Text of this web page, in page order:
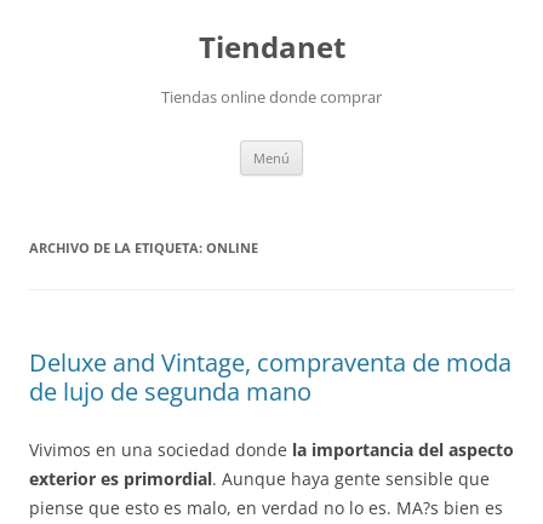
Tiendanet
Tiendas online donde comprar
Menú
ARCHIVO DE LA ETIQUETA: ONLINE
Deluxe and Vintage, compraventa de moda
de lujo de segunda mano
Vivimos en una sociedad donde la importancia del aspecto
exterior es primordial. Aunque haya gente sensible que
piense que esto es malo, en verdad no lo es. MA?s bien es